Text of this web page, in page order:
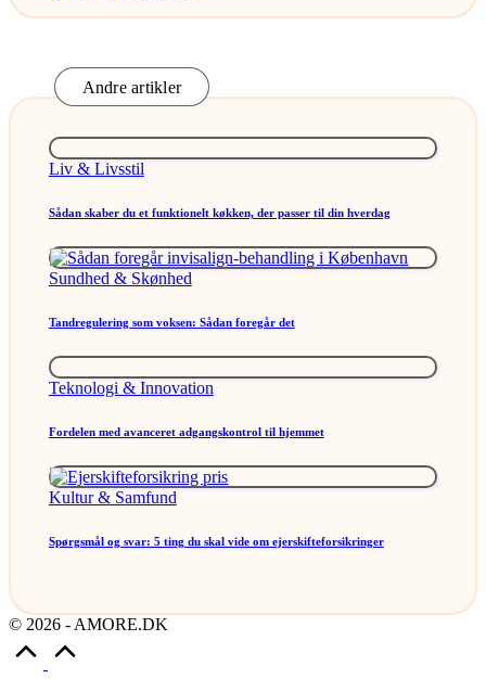
Andre artikler
Posted
Liv & Livsstil
Sådan skaber du et funktionelt køkken, der passer til din hverdag
Posted
Sundhed & Skønhed
Tandregulering som voksen: Sådan foregår det
Posted
Teknologi & Innovation
Fordelen med avanceret adgangskontrol til hjemmet
Posted
Kultur & Samfund
Spørgsmål og svar: 5 ting du skal vide om ejerskifteforsikringer
© 2026 - AMORE.DK